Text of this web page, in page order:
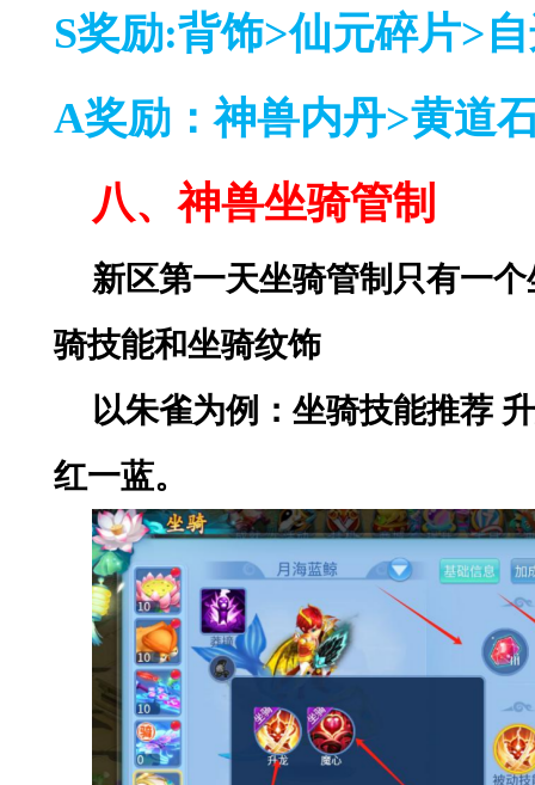
S奖励:背饰>仙元碎片>
A奖励：神兽内丹>黄道
八、神兽坐骑管制
新区第一天坐骑管制只有一
骑技能和坐骑纹饰
以朱雀为例：坐骑技能推荐
红一蓝。